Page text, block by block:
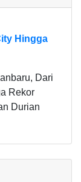
Hingga
Dari
Rekor
Durian